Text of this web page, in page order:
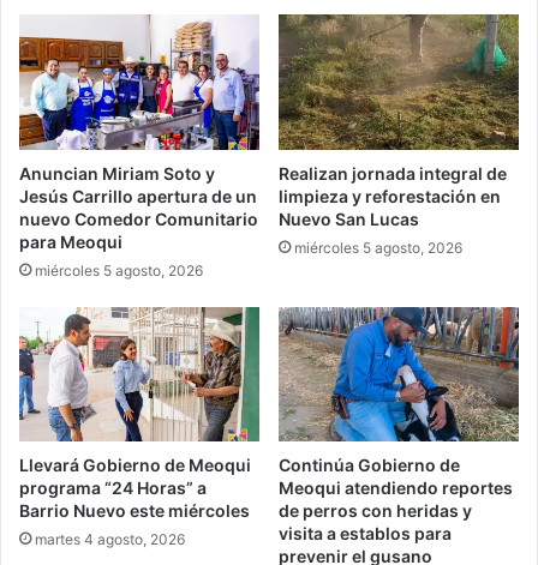
Anuncian Miriam Soto y
Jesús Carrillo apertura de un
nuevo Comedor Comunitario
para Meoqui
miércoles 5 agosto, 2026
Realizan jornada integral de
limpieza y reforestación en
Nuevo San Lucas
miércoles 5 agosto, 2026
Llevará Gobierno de Meoqui
programa “24 Horas” a
Barrio Nuevo este miércoles
martes 4 agosto, 2026
Continúa Gobierno de
Meoqui atendiendo reportes
de perros con heridas y
visita a establos para
prevenir el gusano